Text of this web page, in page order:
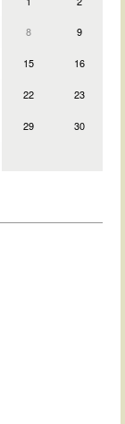
8 9
15 16
22 23
29 30